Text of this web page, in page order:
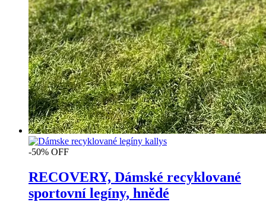
-50% OFF
RECOVERY, Dámské recyklované
sportovní legíny, hnědé